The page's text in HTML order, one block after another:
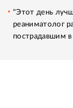
"Этот день
реаниматолог
пострадавшим